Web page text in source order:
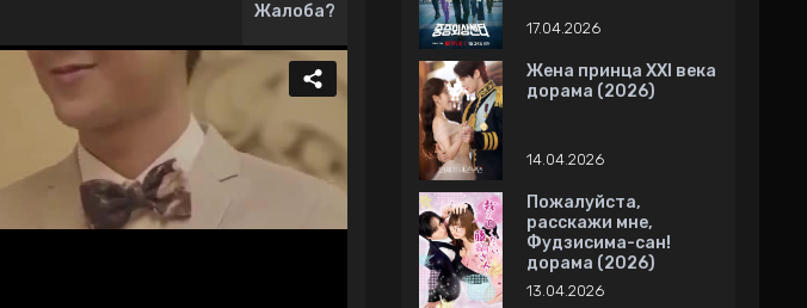
Жалоба?
17.04.2026
Жена принца XXI века
дорама (2026)
14.04.2026
Пожалуйста,
расскажи мне,
Фудзисима-сан!
дорама (2026)
13.04.2026